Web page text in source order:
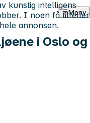
Meny
i Oslo og
kunstig intelligens
I noen få tilfeller
annonsen.